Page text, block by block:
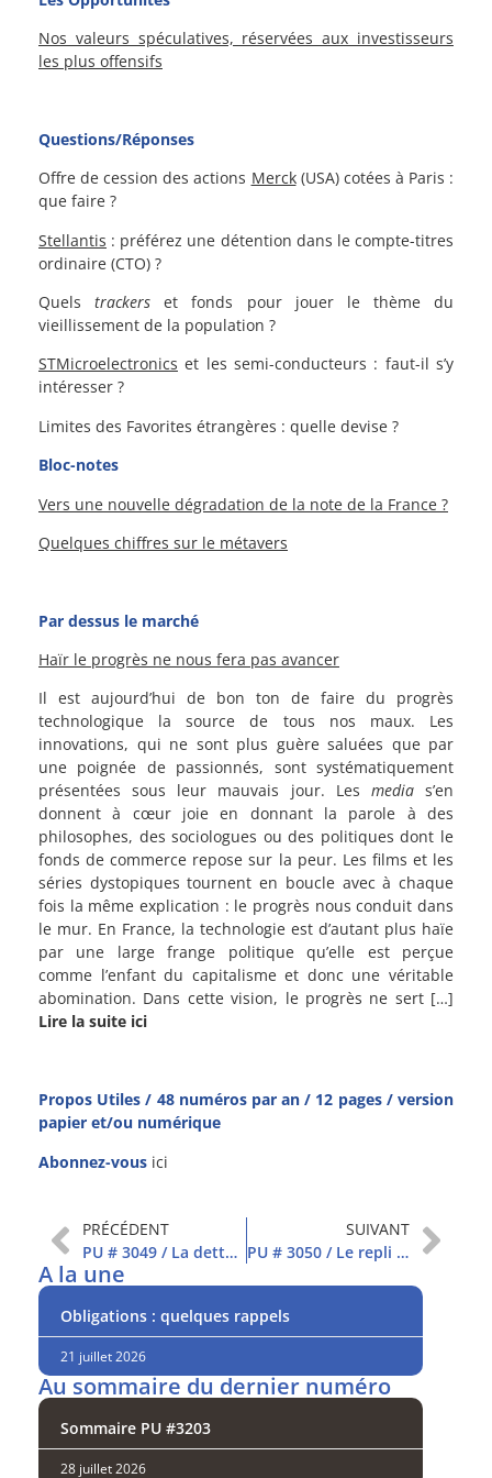
Nos valeurs spéculatives, réservées aux investisseurs
les plus offensifs
Questions/Réponses
Offre de cession des actions Merck(USA) cotées à Paris :
que faire ?
Stellantis : préférez une détention dans le compte-titres
ordinaire (CTO) ?
Quelstrackers et fonds pour jouer le thème du
vieillissement de la population ?
STMicroelectronics et les semi-conducteurs : faut-il s’y
intéresser ?
Limites des Favorites étrangères : quelle devise ?
Bloc-notes
Vers une nouvelle dégradation de la note de la France ?
Quelques chiffres sur le métavers
Par dessus le marché
Haïr le progrès ne nous fera pas avancer
Il est aujourd’hui de bon ton de faire du progrès
technologique la source de tous nos maux. Les
innovations, qui ne sont plus guère saluées que par
une poignée de passionnés, sont systématiquement
présentées sous leur mauvais jour. Les medias’en
donnent à cœur joie en donnant la parole à des
philosophes, des sociologues ou des politiques dont le
fonds de commerce repose sur la peur. Les films et les
séries dystopiques tournent en boucle avec à chaque
fois la même explication : le progrès nous conduit dans
le mur. En France, la technologie est d’autant plus haïe
par une large frange politique qu’elle est perçue
comme l’enfant du capitalisme et donc une véritable
abomination. Dans cette vision, le progrès ne sert […]
Lire la suite ici
Propos Utiles / 48 numéros par an / 12 pages / version
papier et/ou numérique
Abonnez-vous ici
PRÉCÉDENT
PU # 3049 / La dette américaine stimule un peu les marchés
SUIVANT
PU # 3050 / Le repli des indices épargne la technologie
A la une
Obligations : quelques rappels
21 juillet 2026
Au sommaire du dernier numéro
Sommaire PU #3203
28 juillet 2026